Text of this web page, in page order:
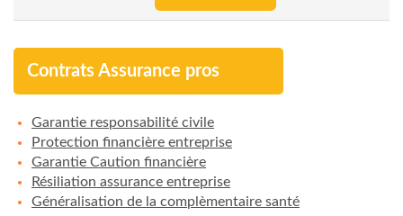
Contrats Assurance pros
Garantie responsabilité civile
Protection financière entreprise
Garantie Caution financière
Résiliation assurance entreprise
Généralisation de la complèmentaire santé